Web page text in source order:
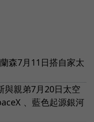
森7月11日搭自家太
與親弟7月20日太空
、藍色起源銀河